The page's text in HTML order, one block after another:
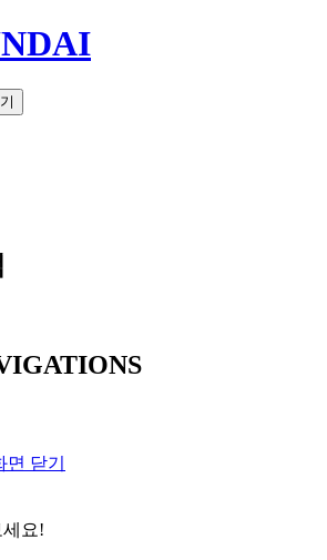
닫기
요!